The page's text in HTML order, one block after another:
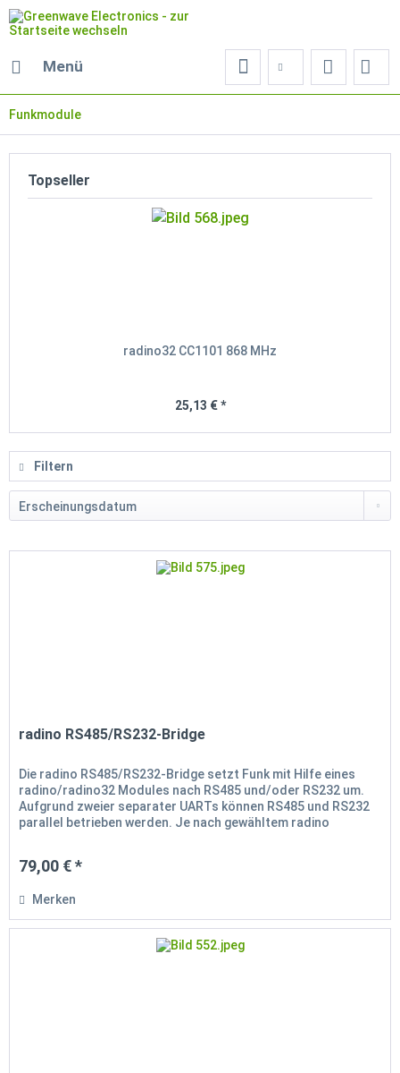
Menü
Funkmodule
Topseller
radino32 CC1101 868 MHz
25,13 € *
Filtern
radino RS485/RS232-Bridge
Die radino RS485/RS232-Bridge setzt Funk mit Hilfe eines
radino/radino32 Modules nach RS485 und/oder RS232 um.
Aufgrund zweier separater UARTs können RS485 und RS232
parallel betrieben werden. Je nach gewähltem radino
79,00 € *
Merken